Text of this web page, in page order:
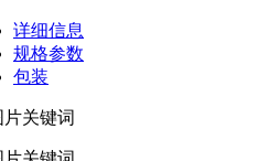
详细信息
规格参数
包装